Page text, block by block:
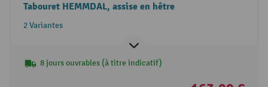
Tabouret HEMMDAL, assise en hêtre
2 Variantes
8 jours ouvrables (à titre indicatif)